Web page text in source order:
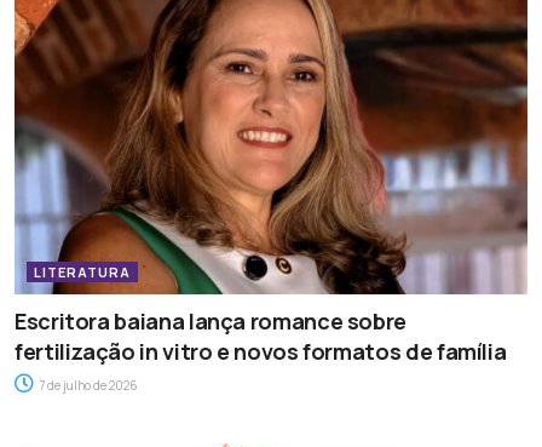
LITERATURA
Escritora baiana lança romance sobre
fertilização in vitro e novos formatos de família
7 de julho de 2026